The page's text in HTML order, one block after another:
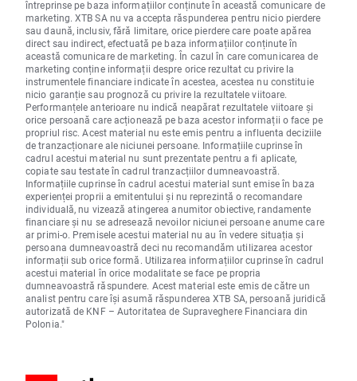
întreprinse pe baza informațiilor conținute în această comunicare de
marketing. XTB SA nu va accepta răspunderea pentru nicio pierdere
sau daună, inclusiv, fără limitare, orice pierdere care poate apărea
direct sau indirect, efectuată pe baza informațiilor conținute în
această comunicare de marketing. În cazul în care comunicarea de
marketing conține informații despre orice rezultat cu privire la
instrumentele financiare indicate în acestea, acestea nu constituie
nicio garanție sau prognoză cu privire la rezultatele viitoare.
Performanțele anterioare nu indică neapărat rezultatele viitoare și
orice persoană care acționează pe baza acestor informații o face pe
propriul risc. Acest material nu este emis pentru a influenta deciziile
de tranzacționare ale niciunei persoane. Informațiile cuprinse în
cadrul acestui material nu sunt prezentate pentru a fi aplicate,
copiate sau testate în cadrul tranzacțiilor dumneavoastră.
Informațiile cuprinse în cadrul acestui material sunt emise în baza
experienței proprii a emitentului și nu reprezintă o recomandare
individuală, nu vizează atingerea anumitor obiective, randamente
financiare și nu se adresează nevoilor niciunei persoane anume care
ar primi-o. Premisele acestui material nu au în vedere situația și
persoana dumneavoastră deci nu recomandăm utilizarea acestor
informații sub orice formă. Utilizarea informațiilor cuprinse în cadrul
acestui material în orice modalitate se face pe propria
dumneavoastră răspundere. Acest material este emis de către un
analist pentru care își asumă răspunderea XTB SA, persoană juridică
autorizată de KNF – Autoritatea de Supraveghere Financiara din
Polonia."